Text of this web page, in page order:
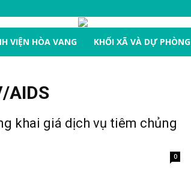
VIỆN HÒA VANG KHỐI XÃ VÀ DỰ PHÒNG
AIDS
khai giá dịch vụ tiêm chủng
0